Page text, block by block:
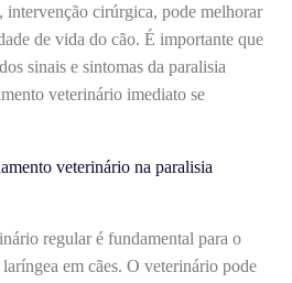
intervenção cirúrgica, pode melhorar
de vida do cão. É importante que
sinais e sintomas da paralisia
veterinário imediato se
veterinário na paralisia
regular é fundamental para o
em cães. O veterinário pode